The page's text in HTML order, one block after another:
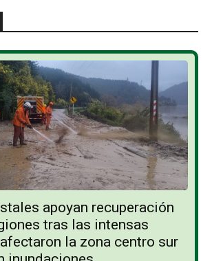
apoyan recuperación
tras las intensas
la zona centro sur